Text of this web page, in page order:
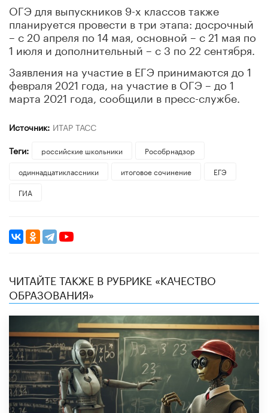
ОГЭ для выпускников 9-х классов также
планируется провести в три этапа: досрочный
– с 20 апреля по 14 мая, основной – с 21 мая по
1 июля и дополнительный – с 3 по 22 сентября.
Заявления на участие в ЕГЭ принимаются до 1
февраля 2021 года, на участие в ОГЭ – до 1
марта 2021 года, сообщили в пресс-службе.
Источник: ИТАР ТАСС
Теги:
российские школьники
Рособрнадзор
одиннадцатиклассники
итоговое сочинение
ЕГЭ
ГИА
ЧИТАЙТЕ ТАКЖЕ В РУБРИКЕ «КАЧЕСТВО
ОБРАЗОВАНИЯ»